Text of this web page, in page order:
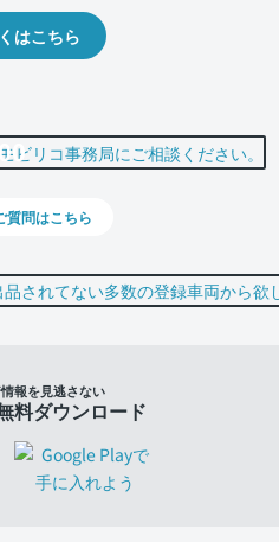
はこちら
質問はこちら
報を見逃さない
料ダウンロード